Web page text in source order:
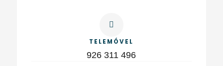
TELEMÓVEL
926 311 496